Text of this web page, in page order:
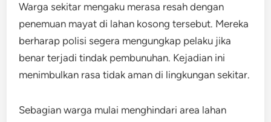
Warga sekitar mengaku merasa resah dengan
penemuan mayat di lahan kosong tersebut. Mereka
berharap polisi segera mengungkap pelaku jika
benar terjadi tindak pembunuhan. Kejadian ini
menimbulkan rasa tidak aman di lingkungan sekitar.
Sebagian warga mulai menghindari area lahan